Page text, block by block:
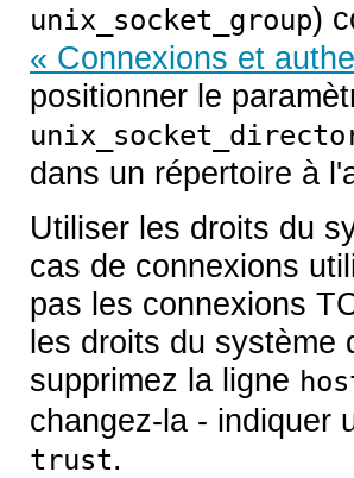
unix_socket_group)
« Connexions et
positionner le
dans un répertoire à
Utiliser les droits du
cas de connexions
pas les connexions
les droits du
supprimez la ligne
changez-la - indiquer
trust.